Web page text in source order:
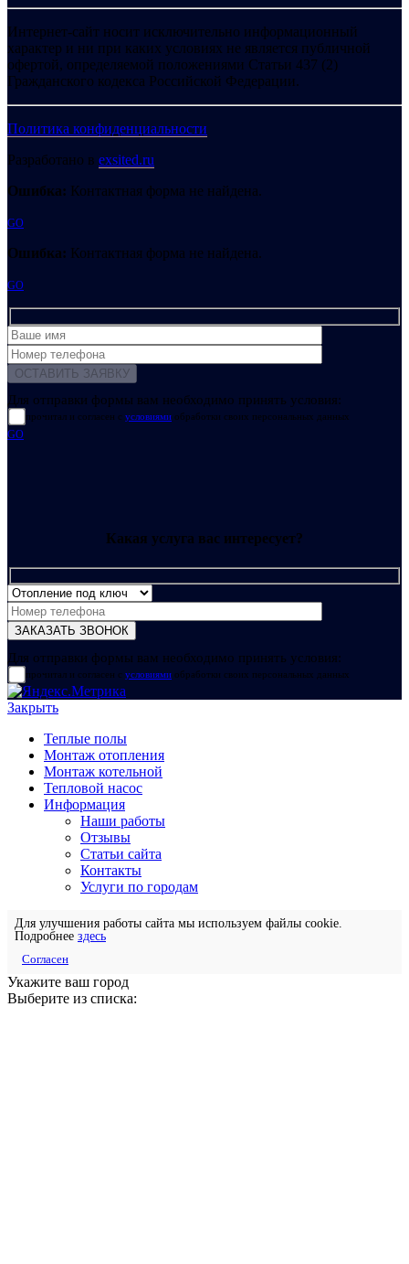
Интернет-сайт носит исключительно информационный
характер и ни при каких условиях не является публичной
офертой, определяемой положениями Статьи 437 (2)
Гражданского кодекса Российской Федерации.
Политика конфиденциальности
Разработано в exsited.ru
Ошибка: Контактная форма не найдена.
GO
Ошибка: Контактная форма не найдена.
GO
Для отправки формы вам необходимо принять условия:
прочитал и согласен с условиями обработки своих персональных данных
GO
Какая услуга вас интересует?
Для отправки формы вам необходимо принять условия:
прочитал и согласен с условиями обработки своих персональных данных
Закрыть
Теплые полы
Монтаж отопления
Монтаж котельной
Тепловой насос
Информация
Наши работы
Отзывы
Статьи сайта
Контакты
Услуги по городам
Для улучшения работы сайта мы используем файлы cookie.
Подробнее здесь
Согласен
Укажите ваш город
Выберите из списка: